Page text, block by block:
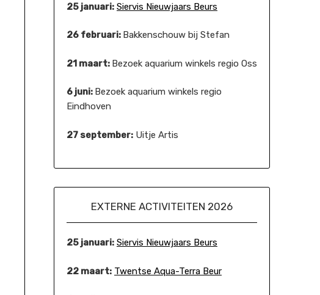
25 januari: Siervis Nieuwjaars Beurs
26 februari: Bakkenschouw bij Stefan
21 maart: Bezoek aquarium winkels regio Oss
6 juni: Bezoek aquarium winkels regio
Eindhoven
27 september:Uitje Artis
EXTERNE ACTIVITEITEN 2026
25 januari: Siervis Nieuwjaars Beurs
22 maart: Twentse Aqua-Terra Beur